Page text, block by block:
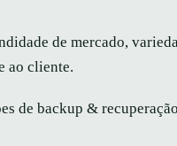
de mercado,
ao cliente.
de backup &